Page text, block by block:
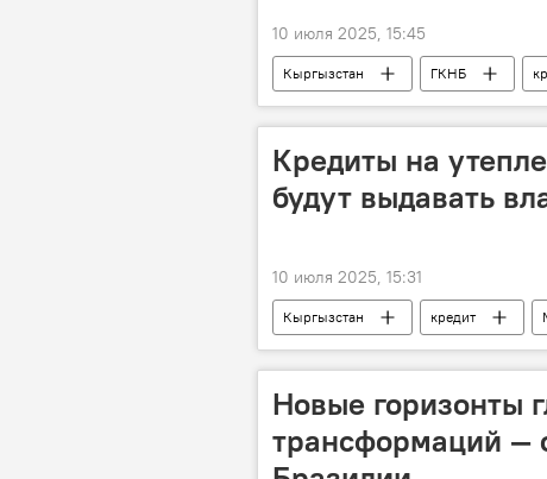
10 июля 2025, 15:45
Кыргызстан ГКНБ
Камчыбек Ташиев
борьба
Кредиты на
будут выдавать
10 июля 2025, 15:31
Кыргызстан кредит
электромобиль
программа
Новые горизонты
трансформаций —